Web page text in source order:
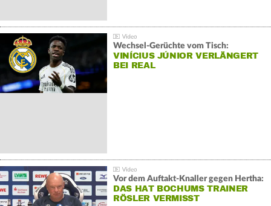
Wechsel-Gerüchte vom Tisch:
VINÍCIUS JÚNIOR VERLÄNGERT
BEI REAL
Vor dem Auftakt-Knaller gegen Hertha:
DAS HAT BOCHUMS TRAINER
RÖSLER VERMISST